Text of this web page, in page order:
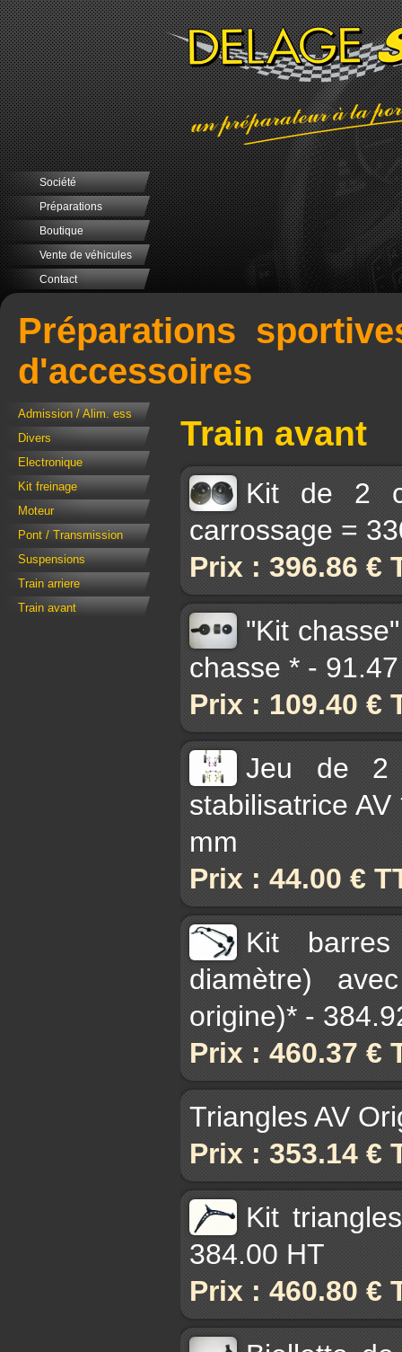
Société
Préparations
Boutique
Vente de véhicules
Contact
Préparations
d'accessoires
Admission / Alim. ess
Divers
Electronique
Kit freinage
Moteur
Pont / Transmission
Suspensions
Train arriere
Train avant
Train avant
Kit de 2
carrossage =
Prix : 396.86 €
"Kit
chasse * -
Prix : 109.40 €
Jeu de 2
stabilisatrice
mm
Prix : 44.00 €
Kit
diamètre)
origine)* -
Prix : 460.37 €
Triangles AV
Prix : 353.14 €
Kit
384.00 HT
Prix : 460.80 €